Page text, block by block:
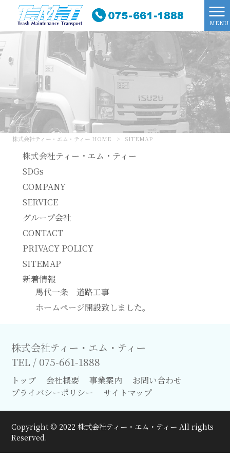
MENU
株式会社ティー・エム・ティー HOME > SITEMAP
株式会社ティー・エム・ティー
SDGs
COMPANY
SERVICE
グループ会社
CONTACT
PRIVACY POLICY
SITEMAP
新着情報
馬代一条 道路工事
ホームページ開設致しました。
株式会社ティー・エム・ティー
TEL / 075-661-1888
トップ 会社概要 事業案内
お問い合わせ
プライバシーポリシー
サイトマップ
Copyright © 2022 株式会社ティー・エム・ティー All rights
Reserved.